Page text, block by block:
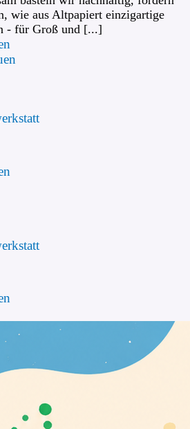
wie aus Altpapiert einzigartige
- für Groß und [...]